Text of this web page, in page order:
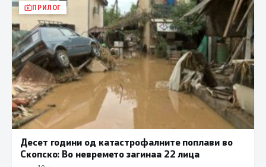
ПРИЛОГ
Десет години од катастрофалните поплави во
Скопско: Во невремето загинаа 22 лица